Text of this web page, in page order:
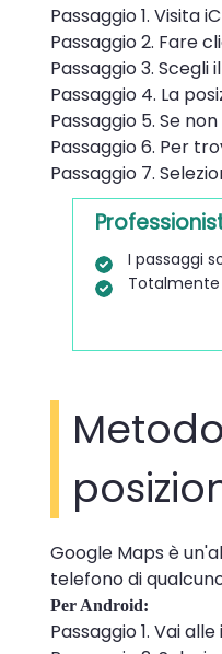
Passaggio 1. Visita
Passaggio 2. Fare
Passaggio 3.
Passaggio 4. La
Passaggio 5. Se
Passaggio 6. Per
Passaggio 7.
I passaggi
Google Maps è
telefono di
Per Android:
Passaggio 1. Vai